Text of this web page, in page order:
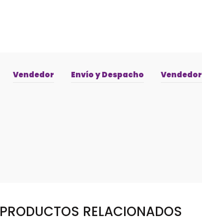
Vendedor Envío y Despacho
PRODUCTOS RELACIONADOS